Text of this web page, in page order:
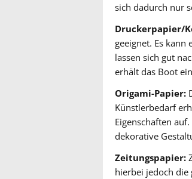
sich dadurch nur
Druckerpapier/
geeignet. Es kann
lassen sich gut
erhält das Boot
Origami-Papier:
Künstlerbedarf
Eigenschaften
dekorative
Zeitungspapier:
hierbei jedoch die